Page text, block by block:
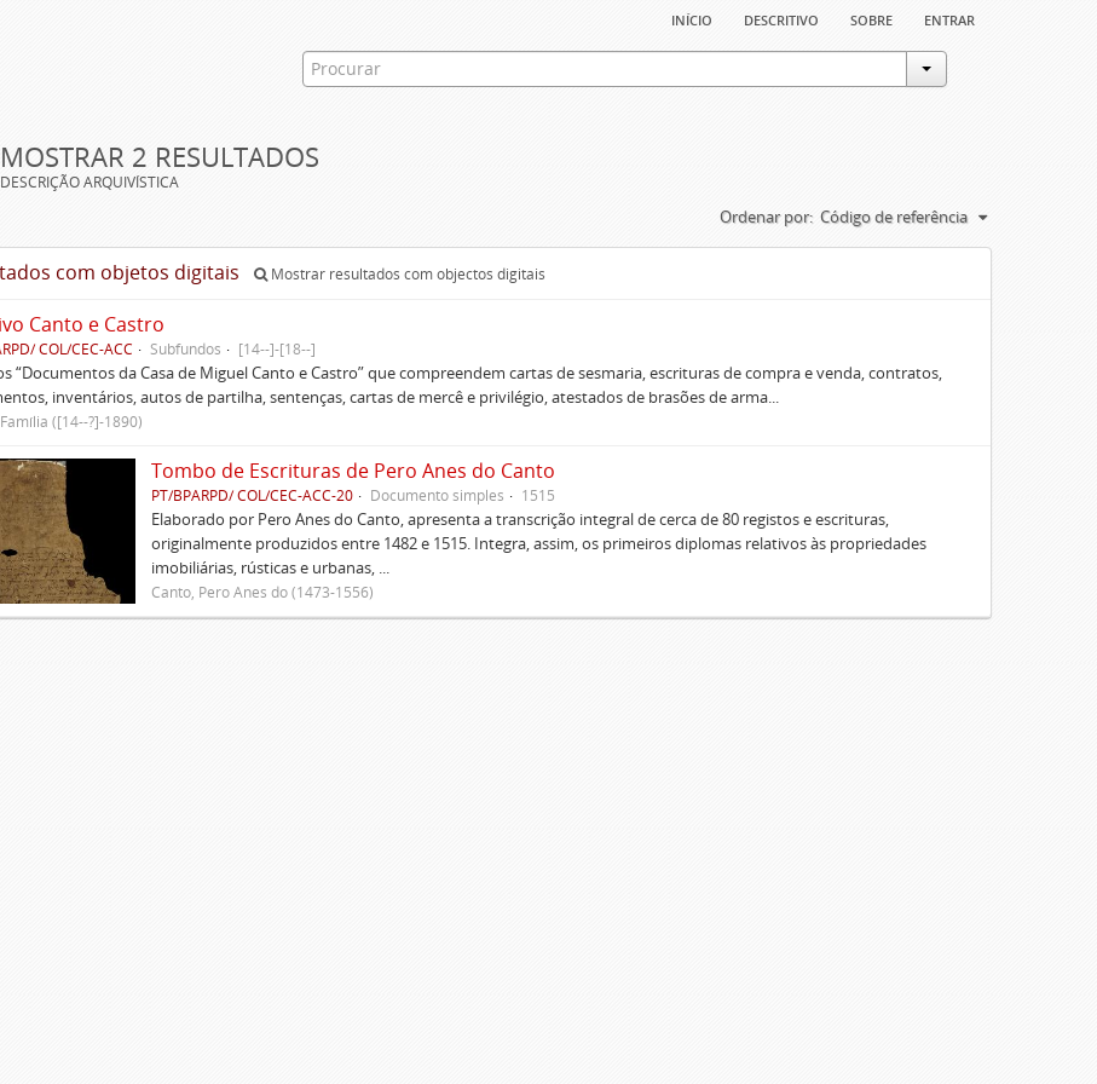
início descritivo sobre entrar
MOSTRAR 2 RESULTADOS
DESCRIÇÃO ARQUIVÍSTICA
Ordenar por: Código de referência
com objetos digitais Mostrar resultados com objectos digitais
Canto e Castro
COL/CEC-ACC Subfundos [14--]-[18--]
“Documentos da Casa de Miguel Canto e Castro” que compreendem cartas de sesmaria, escrituras de compra e venda, contratos,
inventários, autos de partilha, sentenças, cartas de mercê e privilégio, atestados de brasões de arma...
([14--?]-1890)
Tombo de Escrituras de Pero Anes do Canto
PT/BPARPD/ COL/CEC-ACC-20 Documento simples 1515
Elaborado por Pero Anes do Canto, apresenta a transcrição integral de cerca de 80 registos e escrituras,
originalmente produzidos entre 1482 e 1515. Integra, assim, os primeiros diplomas relativos às propriedades
imobiliárias, rústicas e urbanas, ...
Canto, Pero Anes do (1473-1556)